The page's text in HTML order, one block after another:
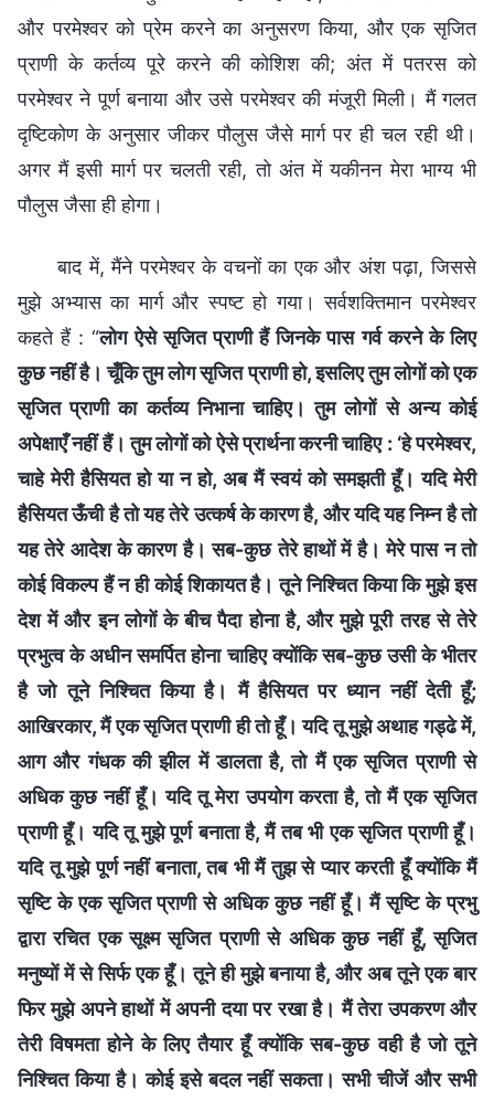
और परमेश्वर को प्रेम करने का अनुसरण किया, और एक सृजित
प्राणी के कर्तव्य पूरे करने की कोशिश की; अंत में पतरस को
परमेश्वर ने पूर्ण बनाया और उसे परमेश्वर की मंजूरी मिली। मैं गलत
दृष्टिकोण के अनुसार जीकर पौलुस जैसे मार्ग पर ही चल रही थी।
अगर मैं इसी मार्ग पर चलती रही, तो अंत में यकीनन मेरा भाग्य भी
पौलुस जैसा ही होगा।
बाद में, मैंने परमेश्वर के वचनों का एक और अंश पढ़ा, जिससे
मुझे अभ्यास का मार्ग और स्पष्ट हो गया। सर्वशक्तिमान परमेश्वर
कहते हैं : “लोग ऐसे सृजित प्राणी हैं जिनके पास गर्व करने के लिए
कुछ नहीं है। चूँकि तुम लोग सृजित प्राणी हो, इसलिए तुम लोगों को एक
सृजित प्राणी का कर्तव्य निभाना चाहिए। तुम लोगों से अन्य कोई
अपेक्षाएँ नहीं हैं। तुम लोगों को ऐसे प्रार्थना करनी चाहिए : ‘हे परमेश्वर,
चाहे मेरी हैसियत हो या न हो, अब मैं स्वयं को समझती हूँ। यदि मेरी
हैसियत ऊँची है तो यह तेरे उत्कर्ष के कारण है, और यदि यह निम्न है तो
यह तेरे आदेश के कारण है। सब-कुछ तेरे हाथों में है। मेरे पास न तो
कोई विकल्प हैं न ही कोई शिकायत है। तूने निश्चित किया कि मुझे इस
देश में और इन लोगों के बीच पैदा होना है, और मुझे पूरी तरह से तेरे
प्रभुत्व के अधीन समर्पित होना चाहिए क्योंकि सब-कुछ उसी के भीतर
है जो तूने निश्चित किया है। मैं हैसियत पर ध्यान नहीं देती हूँ;
आखिरकार, मैं एक सृजित प्राणी ही तो हूँ। यदि तू मुझे अथाह गड्ढे में,
आग और गंधक की झील में डालता है, तो मैं एक सृजित प्राणी से
अधिक कुछ नहीं हूँ। यदि तू मेरा उपयोग करता है, तो मैं एक सृजित
प्राणी हूँ। यदि तू मुझे पूर्ण बनाता है, मैं तब भी एक सृजित प्राणी हूँ।
यदि तू मुझे पूर्ण नहीं बनाता, तब भी मैं तुझ से प्यार करती हूँ क्योंकि मैं
सृष्टि के एक सृजित प्राणी से अधिक कुछ नहीं हूँ। मैं सृष्टि के प्रभु
द्वारा रचित एक सूक्ष्म सृजित प्राणी से अधिक कुछ नहीं हूँ, सृजित
मनुष्यों में से सिर्फ एक हूँ। तूने ही मुझे बनाया है, और अब तूने एक बार
फिर मुझे अपने हाथों में अपनी दया पर रखा है। मैं तेरा उपकरण और
तेरी विषमता होने के लिए तैयार हूँ क्योंकि सब-कुछ वही है जो तूने
निश्चित किया है। कोई इसे बदल नहीं सकता। सभी चीजें और सभी